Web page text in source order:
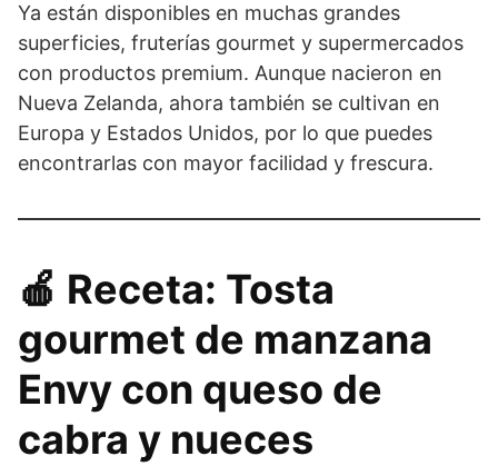
Ya están disponibles en muchas grandes
superficies, fruterías gourmet y supermercados
con productos premium. Aunque nacieron en
Nueva Zelanda, ahora también se cultivan en
Europa y Estados Unidos, por lo que puedes
encontrarlas con mayor facilidad y frescura.
🍎 Receta: Tosta
gourmet de manzana
Envy con queso de
cabra y nueces